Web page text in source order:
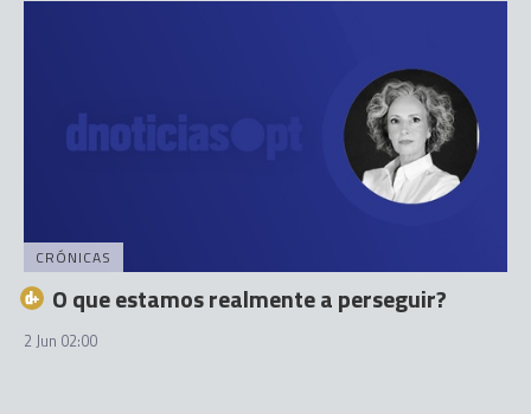
CRÓNICAS
O que estamos realmente a perseguir?
2 Jun 02:00